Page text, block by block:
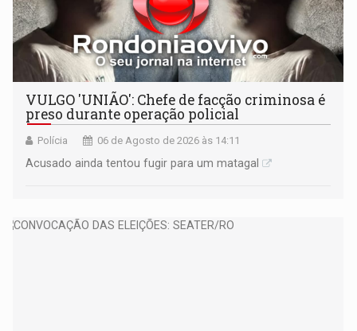
VULGO 'UNIÃO': Chefe de facção criminosa é
preso durante operação policial
Polícia 06 de Agosto de 2026 às 14:11
Acusado ainda tentou fugir para um matagal